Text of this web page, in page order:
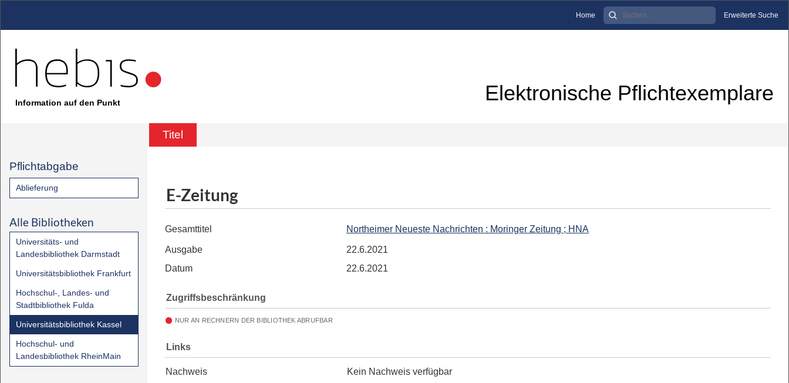
Home Erweiterte Suche
Information auf den Punkt Elektronische Pflichtexemplare
Titel
Pflichtabgabe
Ablieferung
Alle Bibliotheken
Universitäts- und
Landesbibliothek Darmstadt
Universitätsbibliothek Frankfurt
Hochschul-, Landes- und
Stadtbibliothek Fulda
Universitätsbibliothek Kassel
Hochschul- und
Landesbibliothek RheinMain
E-Zeitung
Gesamttitel Northeimer Neueste Nachrichten : Moringer Zeitung ; HNA
Ausgabe
22.6.2021
Datum
22.6.2021
Zugriffsbeschränkung
NUR AN RECHNERN DER BIBLIOTHEK ABRUFBAR
Links
Nachweis Kein Nachweis verfügbar